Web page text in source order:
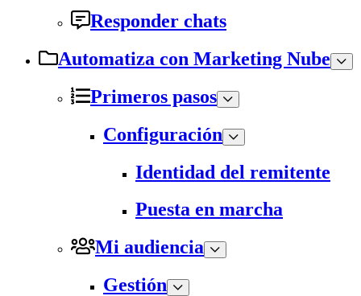
Responder chats
Automatiza con Marketing Nube
Primeros pasos
Configuración
Identidad del remitente
Puesta en marcha
Mi audiencia
Gestión